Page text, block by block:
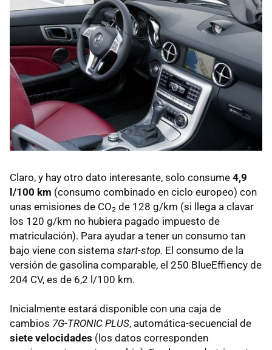
Claro, y hay otro dato interesante, solo consume 4,9
l/100 km (consumo combinado en ciclo europeo) con
unas emisiones de CO₂ de 128 g/km (si llega a clavar
los 120 g/km no hubiera pagado impuesto de
matriculación). Para ayudar a tener un consumo tan
bajo viene con sistema start-stop. El consumo de la
versión de gasolina comparable, el 250 BlueEffiency de
204 CV, es de 6,2 l/100 km.
Inicialmente estará disponible con una caja de
cambios 7G-TRONIC PLUS, automática-secuencial de
siete velocidades (los datos corresponden